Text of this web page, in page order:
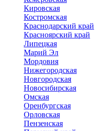
Кировская
Костромская
Краснодарский край
Красноярский край
Липецкая
Марий Эл
Мордовия
Нижегородская
Новгородская
Новосибирская
Омская
Оренбургская
Орловская
Пензенская